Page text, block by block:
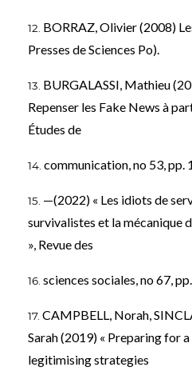
BORRAZ, Olivier (2008)
Presses de Sciences Po).
BURGALASSI, Mathieu
Repenser les Fake News à
Études de
communication, no 53, pp.
—(2022) « Les idiots de
survivalistes et la mécanique
», Revue des
sciences sociales, no 67,
CAMPBELL, Norah,
Sarah (2019) « Preparing for
legitimising strategies